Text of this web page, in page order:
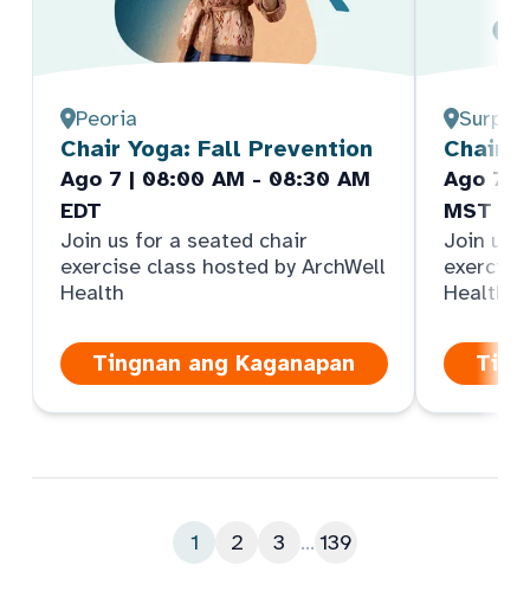
Peoria
Chair Yoga: Fall Prevention
Ago 7 | 08:00 AM - 08:30 AM
EDT
Join us for a seated chair
exercise class hosted by ArchWell
Health
Tingnan ang Kaganapan
Chair
Ago 7 |
MST
Join us
Health
1 2 3 ... 139